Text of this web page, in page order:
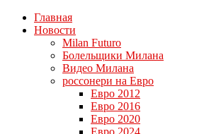
Главная
Новости
Milan Futuro
Болельщики Милана
Видео Милана
россонери на Евро
Евро 2012
Евро 2016
Евро 2020
Евро 2024